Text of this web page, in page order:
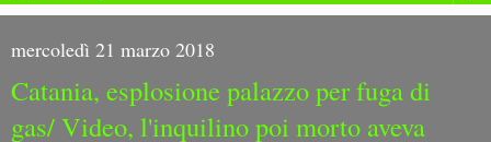
mercoledì 21 marzo 2018
Catania, esplosione palazzo per fuga di
gas/ Video, l'inquilino poi morto aveva